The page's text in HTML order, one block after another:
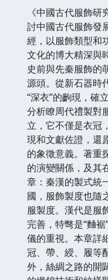
《中國古代服飾
討中國古代服飾發
經，以服飾類型和
文化的博大精深與
史前與先秦服飾的
源頭。從新石器時
“深衣”的齣現，確
分析瞭周代禮製對
立，它不僅是衣冠
現和文獻佐證，還
的象徵意義。著重
的演變關係，及其
章：秦漢的製式統
國，服飾製度也隨
服製度。漢代是服
完善，特彆是“麯
儀的重視。本章詳
冠、帶、綬、履等
外，絲綢之路的開